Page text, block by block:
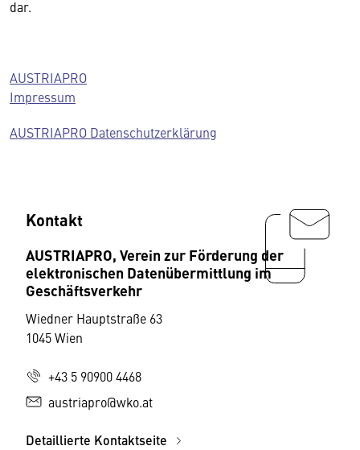
dar.
AUSTRIAPRO
Impressum
AUSTRIAPRO Datenschutzerklärung
Kontakt
AUSTRIAPRO, Verein zur Förderung der
elektronischen Datenübermittlung im
Geschäftsverkehr
Wiedner Hauptstraße 63
1045 Wien
+43 5 90900 4468
austriapro@wko.at
Detaillierte Kontaktseite